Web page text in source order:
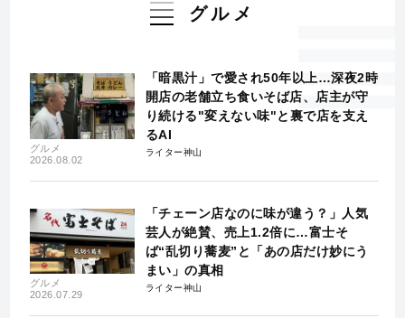
グルメ
グルメ
2026.08.02
「暗黒汁」で愛され50年以上…深夜2時
開店の老舗立ち食いそば店、店主が守
り続ける"変えない味"と裏で店を支え
るAI
ライター神山
グルメ
2026.07.29
「チェーン店なのに味が違う？」人気
芸人が絶賛、売上1.2倍に…富士そ
ば“乱切り蕎麦”と「あの店だけ妙にう
まい」の真相
ライター神山